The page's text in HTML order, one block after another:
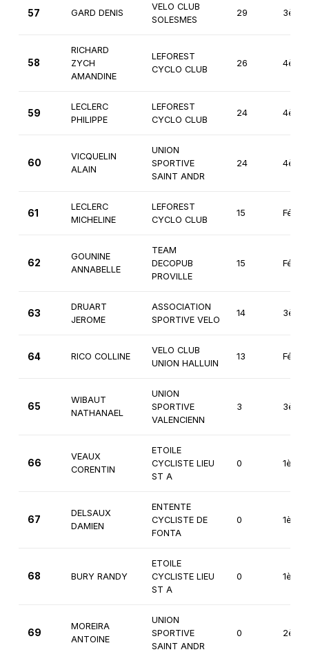
57 GARD DENIS
VELO CLUB
SOLESMES
29 3ème
58
RICHARD
ZYCH
AMANDINE
LEFOREST
CYCLO CLUB
26 4ème
59
LECLERC
PHILIPPE
LEFOREST
CYCLO CLUB
24 4ème
60
VICQUELIN
ALAIN
UNION
SPORTIVE
SAINT ANDR
24 4ème
61
LECLERC
MICHELINE
LEFOREST
CYCLO CLUB
15
62
GOUNINE
ANNABELLE
TEAM
DECOPUB
PROVILLE
15
63
DRUART
JEROME
ASSOCIATION
SPORTIVE VELO
14 3ème
64 RICO COLLINE
VELO CLUB
UNION HALLUIN
13
65
WIBAUT
NATHANAEL
UNION
SPORTIVE
VALENCIENN
3 3ème
66
VEAUX
CORENTIN
ETOILE
CYCLISTE LIEU
ST A
0 1ère
67
DELSAUX
DAMIEN
ENTENTE
CYCLISTE DE
FONTA
0 1ère
68 BURY RANDY
ETOILE
CYCLISTE LIEU
ST A
0 1ère
69
MOREIRA
ANTOINE
UNION
SPORTIVE
SAINT ANDR
0 2ème